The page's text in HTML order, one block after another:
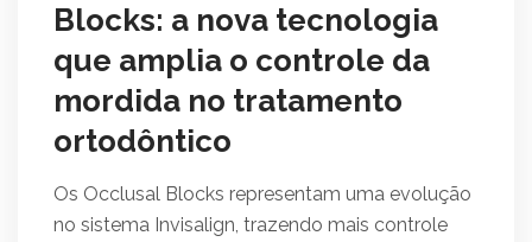
Blocks: a nova tecnologia
que amplia o controle da
mordida no tratamento
ortodôntico
Os Occlusal Blocks representam uma evolução
no sistema Invisalign, trazendo mais controle